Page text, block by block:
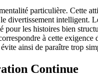
particulière. Cette
divertissement
les histoires bien
à cette
ainsi de paraître trop
Continue